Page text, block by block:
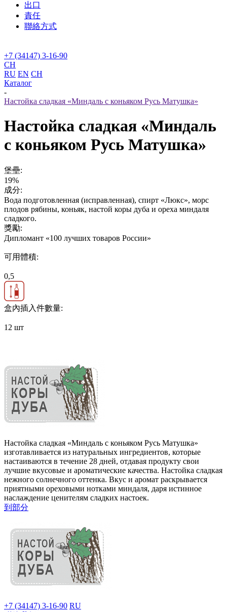
出口
責任
聯絡方式
+7 (34147) 3-16-90
CH
RU EN CH
Каталог
-
Настойка сладкая «Миндаль с коньяком Русь Матушка»
Настойка сладкая «Миндаль
с коньяком Русь Матушка»
堡壘:
19%
成分:
Вода подготовленная (исправленная), спирт «Люкс», морс
плодов рябины, коньяк, настой коры дуба и ореха миндаля
сладкого.
獎勵:
Дипломант «100 лучших товаров России»
可用體積:
0,5
盒內插入件數量:
12 шт
Настойка сладкая «Миндаль с коньяком Русь Матушка»
изготавливается из натуральных ингредиентов, которые
настаиваются в течение 28 дней, отдавая продукту свои
лучшие вкусовые и ароматические качества. Настойка сладкая
нежного солнечного оттенка. Вкус и аромат раскрывается
приятными ореховыми нотками миндаля, даря истинное
наслаждение ценителям сладких настоек.
到部分
+7 (34147) 3-16-90 RU